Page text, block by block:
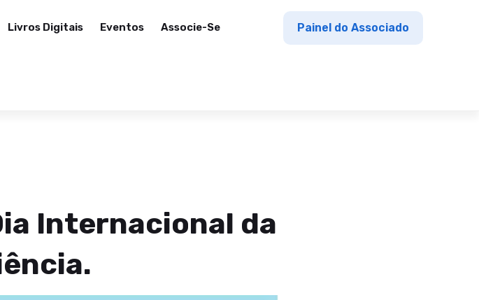
Painel do Associado
Livros Digitais Eventos Associe-Se
Internacional da